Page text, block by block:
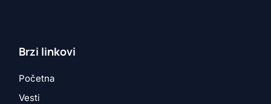
Brzi linkovi
Početna
Vesti